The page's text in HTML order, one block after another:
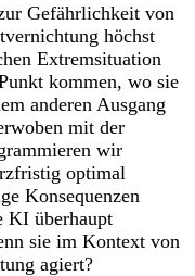
Gefährlichkeit von
höchst
Extremsituation
kommen, wo sie
anderen Ausgang
mit der
wir
optimal
Konsequenzen
KI überhaupt
sie im Kontext von
agiert?